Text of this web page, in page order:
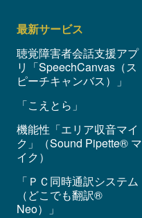
最新サービス
聴覚障害者会話支援アプ
リ「SpeechCanvas（ス
ピーチキャンバス）」
「こえとら」
機能性「エリア収音マイ
ク」（Sound Pipette® マ
イク）
「ＰＣ同時通訳システム
（どこでも翻訳®
Neo）」